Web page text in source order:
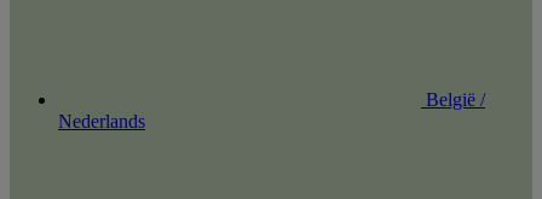
België /
Nederlands